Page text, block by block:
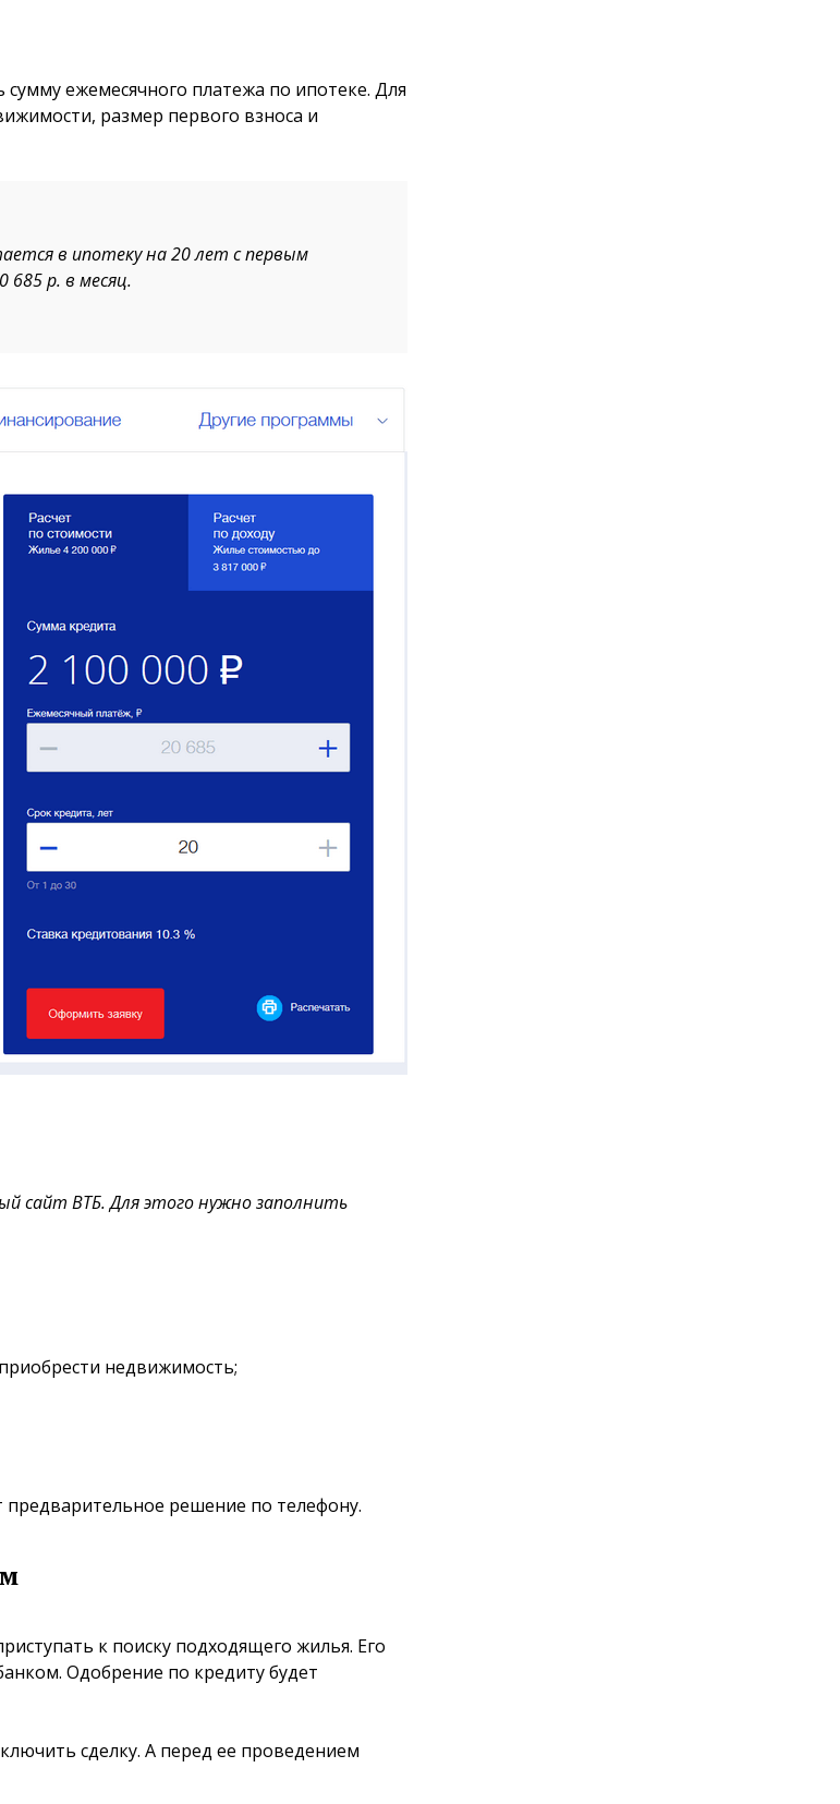
ежемесячного платежа по ипотеке. Для
размер первого взноса и
в ипотеку на 20 лет с первым
р. в месяц.
сайт ВТБ. Для этого нужно заполнить
недвижимость;
решение по телефону.
к поиску подходящего жилья. Его
Одобрение по кредиту будет
сделку. А перед ее проведением